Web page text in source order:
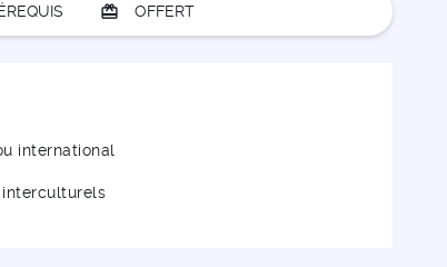
card_giftcard OFFERT
international
interculturels